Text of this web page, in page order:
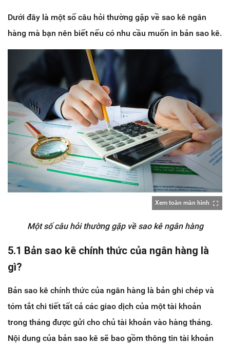
Dưới đây là một số câu hỏi thường gặp về sao kê ngân
hàng mà bạn nên biết nếu có nhu cầu muốn in bản sao kê.
Xem toàn màn hình
Một số câu hỏi thường gặp về sao kê ngân hàng
5.1 Bản sao kê chính thức của ngân hàng là
gì?
Bản sao kê chính thức của ngân hàng là bản ghi chép và
tóm tắt chi tiết tất cả các giao dịch của một tài khoản
trong tháng được gửi cho chủ tài khoản vào hàng tháng.
Nội dung của bản sao kê sẽ bao gồm thông tin tài khoản